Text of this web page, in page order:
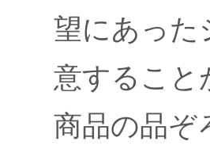
望にあった
意すること
商品の品ぞ